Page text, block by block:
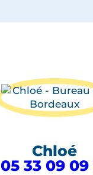
Chloé
05 33 09 09